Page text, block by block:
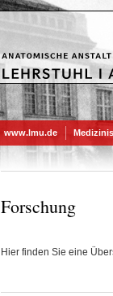
www.lmu.de
Forschung
Hier finden Sie eine